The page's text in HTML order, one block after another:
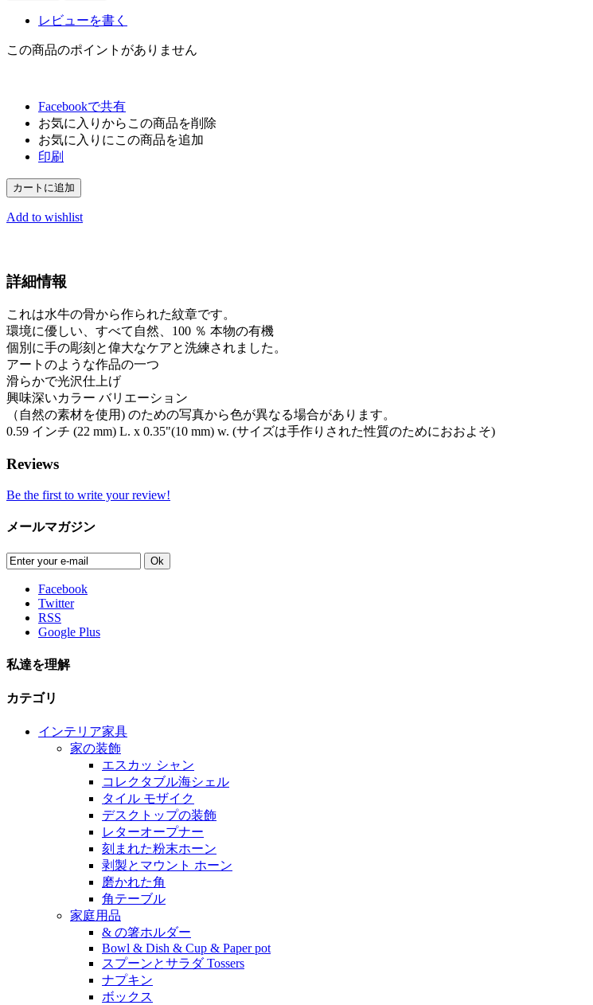
レビューを書く
この商品のポイントがありません
Facebookで共有
お気に入りからこの商品を削除
お気に入りにこの商品を追加
印刷
カートに追加
Add to wishlist
詳細情報
これは水牛の骨から作られた紋章です。
環境に優しい、すべて自然、100 ％ 本物の有機
個別に手の彫刻と偉大なケアと洗練されました。
アートのような作品の一つ
滑らかで光沢仕上げ
興味深いカラー バリエーション
（自然の素材を使用) のための写真から色が異なる場合があります。
0.59 インチ (22 mm) L. x 0.35"(10 mm) w. (サイズは手作りされた性質のためにおおよそ)
Reviews
Be the first to write your review!
メールマガジン
Ok
Facebook
Twitter
RSS
Google Plus
私達を理解
カテゴリ
インテリア家具
家の装飾
エスカッ シャン
コレクタブル海シェル
タイル モザイク
デスクトップの装飾
レターオープナー
刻まれた粉末ホーン
剥製とマウント ホーン
磨かれた角
角テーブル
家庭用品
& の箸ホルダー
Bowl & Dish & Cup & Paper pot
スプーンとサラダ Tossers
ナプキン
ボックス